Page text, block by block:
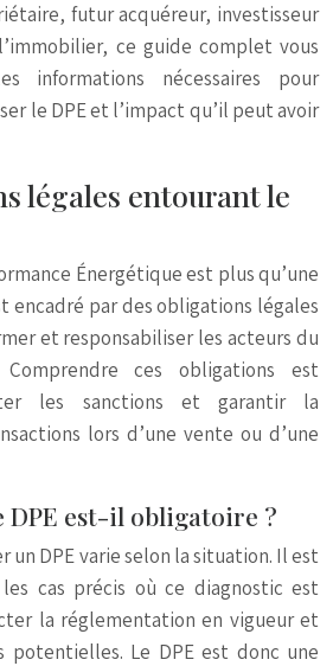
futur acquéreur, investisseur
ce guide complet vous
informations nécessaires pour
le DPE et l’impact qu’il peut avoir
légales entourant le
Énergétique est plus qu’une
encadré par des obligations légales
et responsabiliser les acteurs du
Comprendre ces obligations est
les sanctions et garantir la
lors d’une vente ou d’une
DPE est-il obligatoire ?
un DPE varie selon la situation. Il est
cas précis où ce diagnostic est
la réglementation en vigueur et
potentielles. Le DPE est donc une